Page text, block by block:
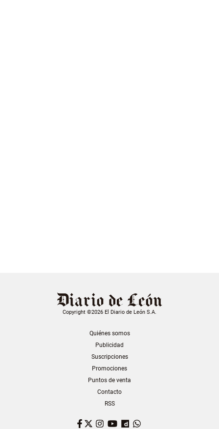
Copyright ©2026 El Diario de León S.A.
Quiénes somos
Publicidad
Suscripciones
Promociones
Puntos de venta
Contacto
RSS
Facebook
TwitterInstagram
YouTubeDailymotion